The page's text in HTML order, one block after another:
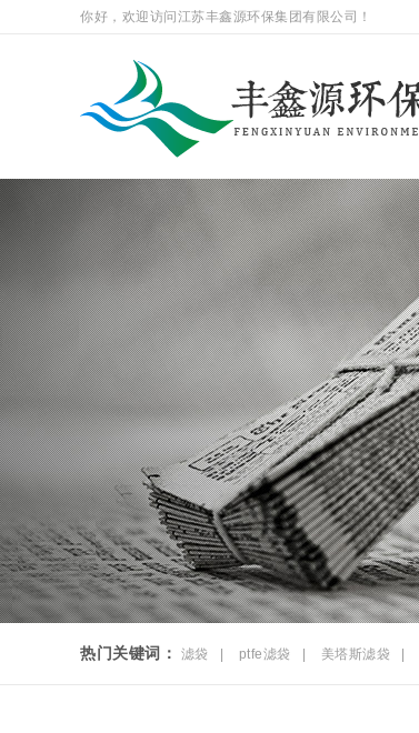
你好，欢迎访问江苏丰鑫源环保集团有限公司！
热门关键词： 滤袋 ptfe滤袋 美塔斯滤袋